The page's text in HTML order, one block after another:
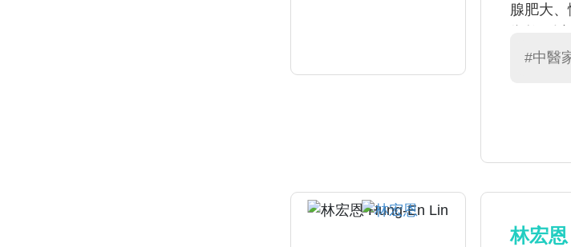
腺肥大
#中醫
林宏